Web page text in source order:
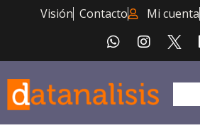
Visión Contacto Mi cuenta